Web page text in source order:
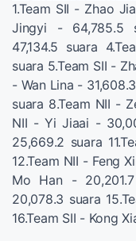
1.Team SII - Zhao
Jingyi - 64,785.5
47,134.5 suara
suara 5.Team SII -
- Wan Lina -
suara 8.Team NII -
NII - Yi Jiaai -
25,669.2 suara
12.Team NII - Feng
Mo Han -
20,078.3 suara
16.Team SII - Kong